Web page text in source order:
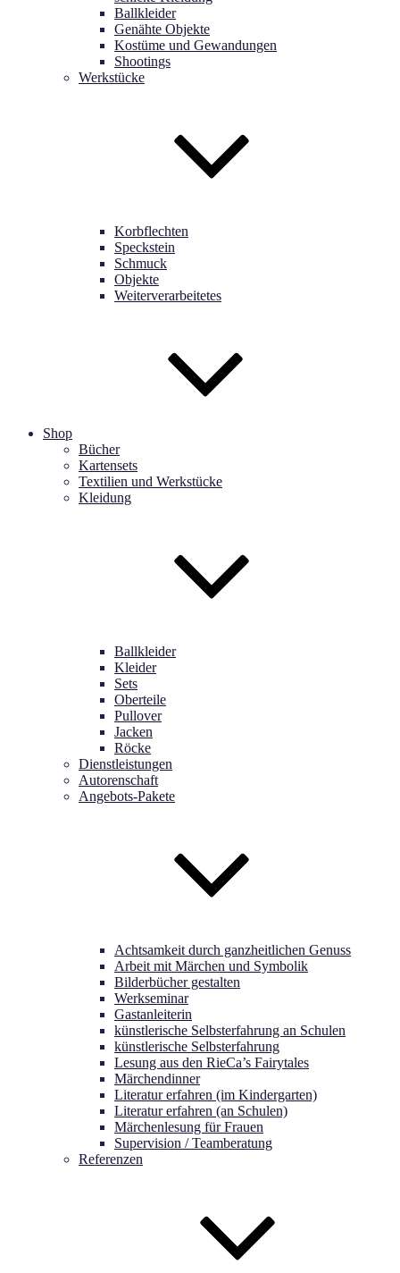
Ballkleider
Genähte Objekte
Kostüme und Gewandungen
Shootings
Werkstücke
Korbflechten
Speckstein
Schmuck
Objekte
Weiterverarbeitetes
Shop
Bücher
Kartensets
Textilien und Werkstücke
Kleidung
Ballkleider
Kleider
Sets
Oberteile
Pullover
Jacken
Röcke
Dienstleistungen
Autorenschaft
Angebots-Pakete
Achtsamkeit durch ganzheitlichen Genuss
Arbeit mit Märchen und Symbolik
Bilderbücher gestalten
Werkseminar
Gastanleiterin
künstlerische Selbsterfahrung an Schulen
künstlerische Selbsterfahrung
Lesung aus den RieCa’s Fairytales
Märchendinner
Literatur erfahren (im Kindergarten)
Literatur erfahren (an Schulen)
Märchenlesung für Frauen
Supervision / Teamberatung
Referenzen